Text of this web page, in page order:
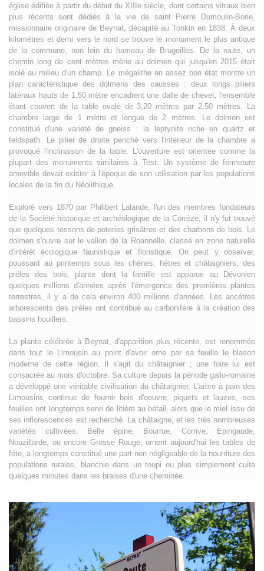
église édifiée à partir du début du XIIIe siècle, dont certains vitraux bien
plus récents sont dédiés à la vie de saint Pierre Dumoulin-Borie,
missionnaire originaire de Beynat, décapité au Tonkin en 1838. À deux
kilomètres et demi vers le nord se trouve le monument le plus antique
de la commune, non loin du hameau de Brugeilles. De la route, un
chemin long de cent mètres mène au dolmen qui jusqu'en 2015 était
isolé au milieu d'un champ. Le mégalithe en assez bon état montre un
plan caractéristique des dolmens des causses : deux longs piliers
latéraux hauts de 1,50 mètre encadrent une dalle de chevet, l'ensemble
étant couvert de la table ovale de 3,20 mètres par 2,50 mètres. La
chambre large de 1 mètre et longue de 2 mètres. Le dolmen est
constitué d'une variété de gneiss : la leptynite riche en quartz et
feldspath. Le pilier de droite penché vers l'intérieur de la chambre a
provoqué l'inclinaison de la table. L'ouverture est orientée comme la
plupart des monuments similaires à Test. Un système de fermeture
amovible devait exister à l'époque de son utilisation par les populations
locales de la fin du Néolithique.
Exploré vers 1870 par Philibert Lalande, l'un des membres fondateurs
de la Société historique et archéologique de la Corrèze, il n'y fut trouvé
que quelques tessons de poteries grisâtres et des charbons de bois. Le
dolmen s'ouvre sur le vallon de la Roannelle, classé en zone naturelle
d'intérét écologique faunistique et floristique. On peut y observer,
poussant au printemps sous les chénes, hétres et châtaigniers, des
préles des bois, plante dont la famille est apparue au Dévonien
quelques millions d'années après l'émergence des premières plantes
terrestres, il y a de cela environ 400 millions d'années. Les ancétres
arborescents des préles ont contribué au carbonifère à la création des
bassins houillers.
La plante célébrée à Beynat, d'apparition plus récente, est renommée
dans tout le Limousin au point d'avoir orne par sa feuille le blason
moderne de cette région. Il s'agit du châtaignier ; une foire lui est
consacrée au mois d'octobre. Sa culture depuis la période gallo-romaine
a développé une véritable civilisation du châtaignier. L'arbre à pain des
Limousins continue de fournir bois d'oeuvre, piquets et lauzes, ses
feuilles ont longtemps servi de litière au bétail, alors que le miel issu de
ses inflorescences est recherché. La châtaigne, et les très nombreuses
variétés cultivées, Belle épine, Bourrue, Corrive, Epingaude,
Nouzillarde, ou encore Grosse Rouge, ornent aujourd'hui les tables de
féte, a longtemps constitué une part non négligeable de la nourriture des
populations rurales, blanchie dans un toupi ou plus simplement cuite
quelques minutes dans les braises d'une cheminée.